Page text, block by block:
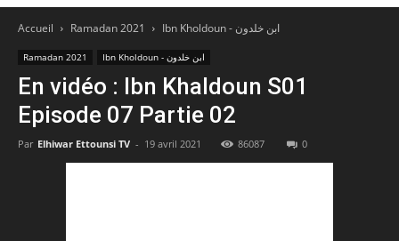
Accueil Ramadan 2021 Ibn Kholdoun - ابن خلدون
Ramadan 2021 Ibn Kholdoun - ابن خلدون
En vidéo : Ibn Khaldoun S01
Episode 07 Partie 02
Par Elhiwar Ettounsi TV - 19 avril 2021 86087 0